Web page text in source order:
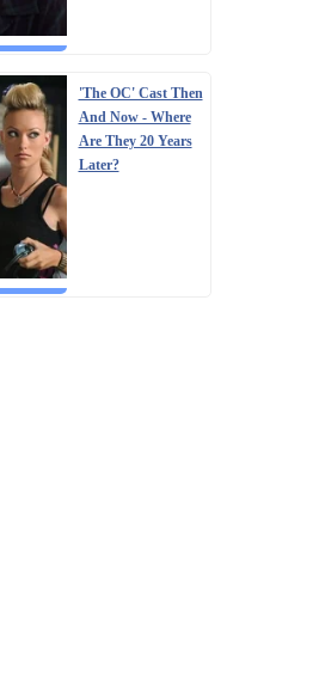
'The OC' Cast Then
And Now - Where
Are They 20 Years
Later?